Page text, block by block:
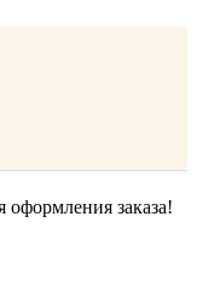
оформления заказа!